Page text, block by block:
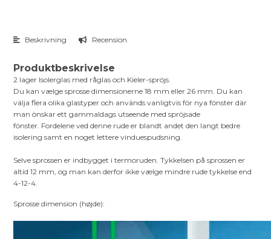
Beskrivning Recension
Produktbeskrivelse
2 lager Isolerglas med råglas och Kieler-spröjs.
Du kan vælge sprosse dimensionerne 18 mm eller 26 mm. Du kan
välja flera olika glastyper och används vanligtvis för nya fönster där
man önskar ett gammaldags utseende med spröjsade
fönster. Fordelene ved denne rude er blandt andet den langt bedre
isolering samt en noget lettere vinduespudsning.
Selve sprossen er indbygget i termoruden. Tykkelsen på sprossen er
altid 12 mm, og man kan derfor ikke vælge mindre rude tykkelse end
4-12-4.
Sprosse dimension (højde):